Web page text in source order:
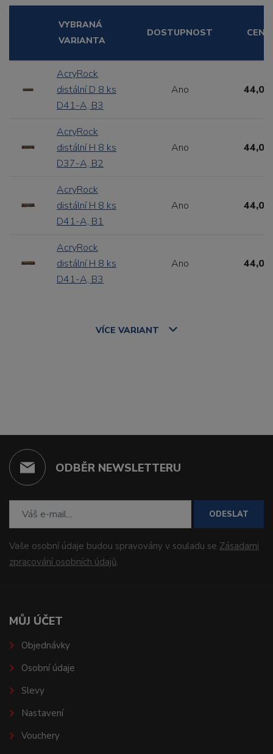
VYBRANÁ
VARIANTA
DOSTUPNOST CENA
AcryRock
distální D 8 ks
D41-A, B3
Ano 44,00
AcryRock
distální H 8 ks
D37-A, B2
Ano 44,00
AcryRock
distální H 8 ks
D41-A, B1
Ano 44,00
AcryRock
distální H 8 ks
D41-A, B3
Ano 44,00
VÍCE VARIANT
ODBĚR NEWSLETTERU
ODESLAT
Vaše osobní údaje budou spravovány v souladu se Zásadami
zpracování osobních údajů.
MŮJ ÚČET
Objednávky
Osobní údaje
Slevy
Nastavení
Vouchery